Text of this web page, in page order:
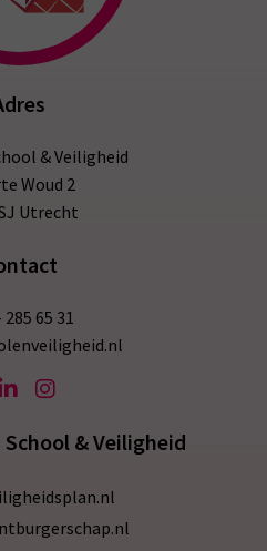
& Veiligheid
Woud 2
Utrecht
285 65 31
& Veiligheid